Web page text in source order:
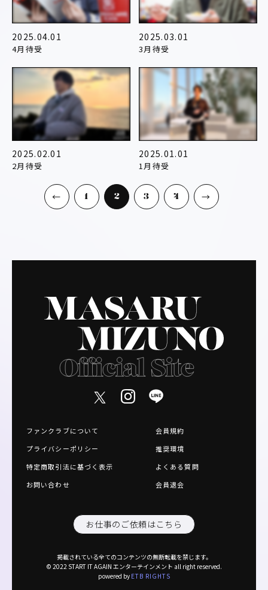
2025.04.01
4月待受
2025.03.01
3月待受
2025.02.01
2月待受
2025.01.01
1月待受
1 2 3 4
ファンクラブについて
会員規約
プライバシーポリシー
推奨環境
特定商取引法に基づく表示
よくある質問
お問い合わせ
会員退会
お仕事のご依頼はこちら
掲載されている全てのコンテンツの無断転載を禁じます。
© 2022 START IT AGAIN エンターテインメント all right reserved.
powered by ETB RIGHTS